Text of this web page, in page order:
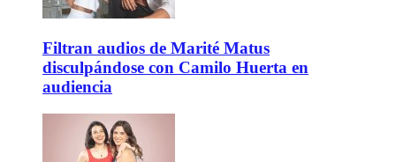
Filtran audios de Marité Matus
disculpándose con Camilo Huerta en
audiencia